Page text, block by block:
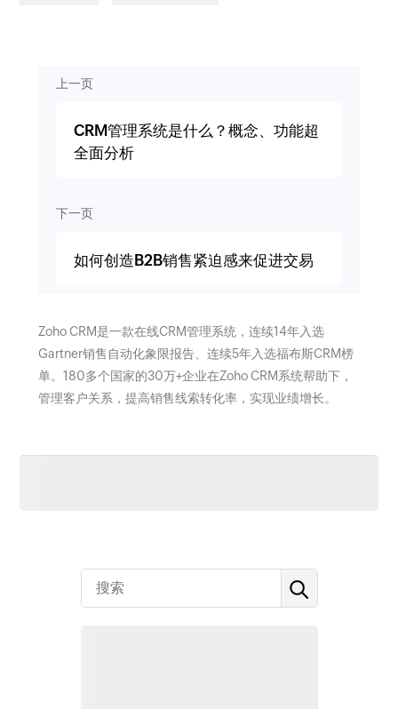
上一页
CRM管理系统是什么？概念、功能超
全面分析
下一页
如何创造B2B销售紧迫感来促进交易
Zoho CRM是一款在线CRM管理系统，连续14年入选
Gartner销售自动化象限报告、连续5年入选福布斯CRM榜
单。180多个国家的30万+企业在Zoho CRM系统帮助下，
管理客户关系，提高销售线索转化率，实现业绩增长。